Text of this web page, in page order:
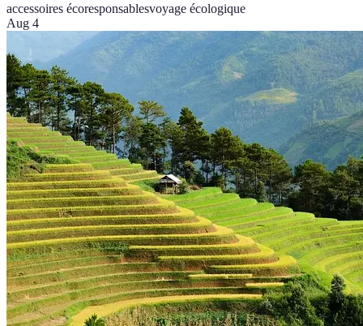
accessoires écoresponsablesvoyage écologique
Aug 4